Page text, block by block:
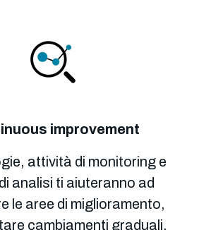
improvement
attività di monitoring e
analisi ti aiuteranno ad
le aree di miglioramento,
cambiamenti graduali,